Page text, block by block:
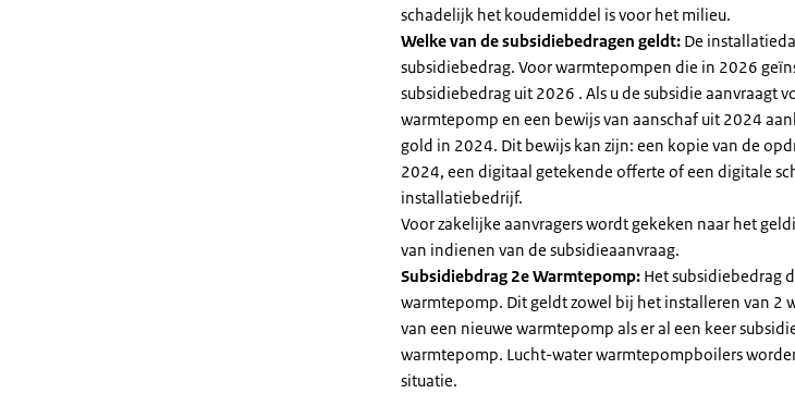
schadelijk het koudemiddel is voor het milieu.
Welke van de subsidiebedragen geldt: De
subsidiebedrag. Voor warmtepompen die in 2026
subsidiebedrag uit 2026 . Als u de subsidie aanvraagt
warmtepomp en een bewijs van aanschaf uit 2024
gold in 2024. Dit bewijs kan zijn: een kopie van de
2024, een digitaal getekende offerte of een digitale
installatiebedrijf.
Voor zakelijke aanvragers wordt gekeken naar het
van indienen van de subsidieaanvraag.
Subsidiebdrag 2e Warmtepomp: Het subsidiebedrag
warmtepomp. Dit geldt zowel bij het installeren van 2
van een nieuwe warmtepomp als er al een keer
warmtepomp. Lucht-water warmtepompboilers
situatie.